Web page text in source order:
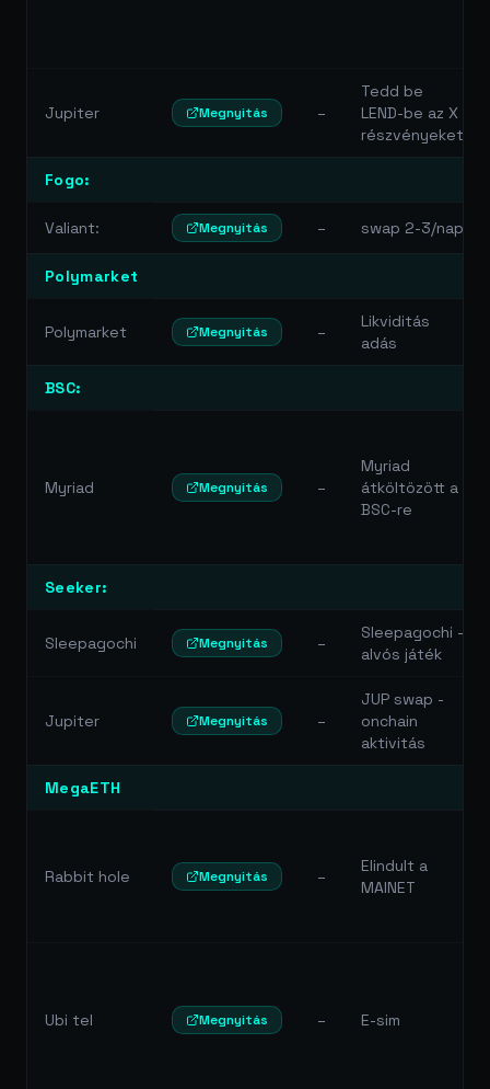
Jupiter Megnyitás –
Tedd be
LEND-be az X
részvényeket
Fogo:
Valiant: Megnyitás – swap 2-3/nap
Polymarket
Polymarket Megnyitás –
Likviditás
adás
BSC:
Myriad Megnyitás –
Myriad
átköltözött a
BSC-re
Seeker:
Sleepagochi Megnyitás –
Sleepagochi -
alvós játék
Jupiter Megnyitás –
JUP swap -
onchain
aktivitás
MegaETH
Rabbit hole Megnyitás –
Elindult a
MAINET
Ubi tel Megnyitás – E-sim